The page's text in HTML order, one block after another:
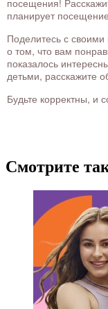
посещения!
планирует
Поделитесь с
о том, что вам
показалось
детьми, расскажите
Будьте корректны, и
Смотрите